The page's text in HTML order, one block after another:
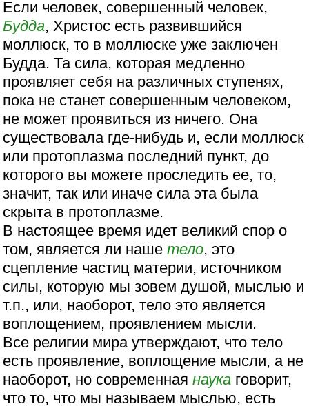
Если человек, совершенный человек,
Будда, Христос есть развившийся
моллюск, то в моллюске уже заключен
Будда. Та сила, которая медленно
проявляет себя на различных ступенях,
пока не станет совершенным человеком,
не может проявиться из ничего. Она
существовала где-нибудь и, если моллюск
или протоплазма последний пункт, до
которого вы можете проследить ее, то,
значит, так или иначе сила эта была
скрыта в протоплазме.
В настоящее время идет великий спор о
том, является ли нашетело, это
сцепление частиц материи, источником
силы, которую мы зовем душой, мыслью и
т.п., или, наоборот, тело это является
воплощением, проявлением мысли.
Все религии мира утверждают, что тело
есть проявление, воплощение мысли, а не
наоборот, но современнаянаука говорит,
что то, что мы называем мыслью, есть